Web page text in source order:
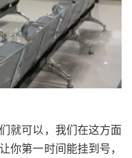
就可以，我们在这方面
你第一时间能挂到号，